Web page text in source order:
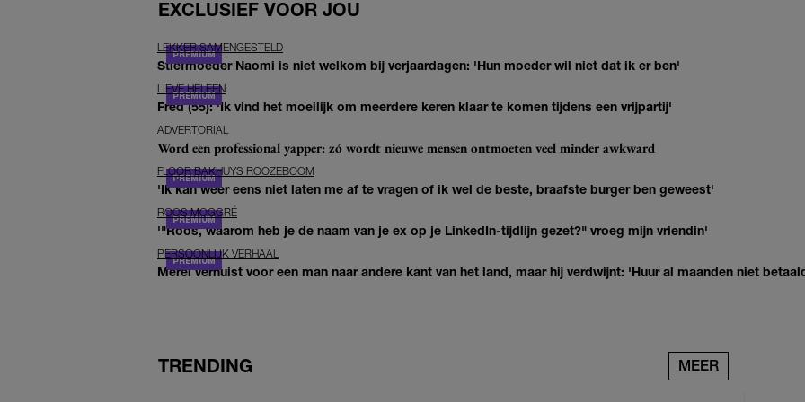
EXCLUSIEF VOOR JOU
LEKKER SAMENGESTELD
Stiefmoeder Naomi is niet welkom bij verjaardagen: 'Hun moeder wil niet dat ik er ben'
LIEVE HELEEN
Fred (55): 'Ik vind het moeilijk om meerdere keren klaar te komen tijdens een vrijpartij'
ADVERTORIAL
Word een professional yapper: zó wordt nieuwe mensen ontmoeten veel minder awkward
FLOOR BAKHUYS ROOZEBOOM
'Ik kan weer eens niet laten me af te vragen of ik wel de beste, braafste burger ben geweest'
ROOS MOGGRÉ
'"Roos, waarom heb je de naam van je ex op je LinkedIn-tijdlijn gezet?" vroeg mijn vriendin'
PERSOONLIJK VERHAAL
Merel verhuist voor een man naar andere kant van het land, maar hij verdwijnt: 'Huur al maanden niet
TRENDING MEER